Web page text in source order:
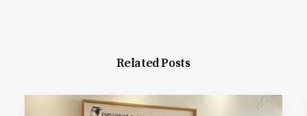
Related Posts